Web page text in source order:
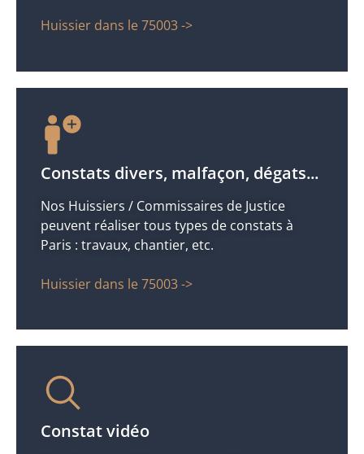
Huissier dans le 75003 ->
Constats divers, malfaçon, dégats...
Nos Huissiers / Commissaires de Justice
peuvent réaliser tous types de constats à
Paris : travaux, chantier, etc.
Huissier dans le 75003 ->
Constat vidéo